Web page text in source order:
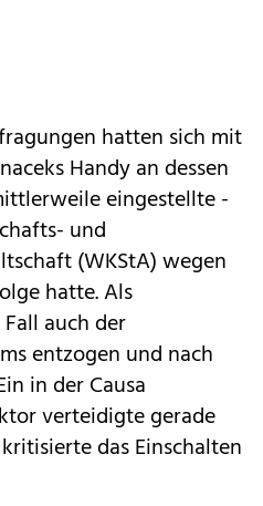
hatten sich mit
Handy an dessen
eingestellte -
und
(WKStA) wegen
hatte. Als
auch der
entzogen und nach
in der Causa
verteidigte gerade
das Einschalten